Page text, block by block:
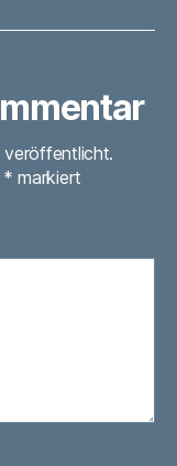
veröffentlicht.
* markiert